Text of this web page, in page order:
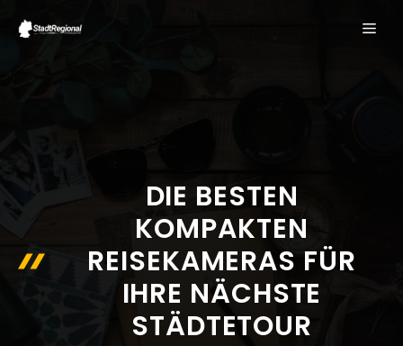
Inhalt
DIE BESTEN
KOMPAKTEN
REISEKAMERAS FÜR
IHRE NÄCHSTE
STÄDTETOUR